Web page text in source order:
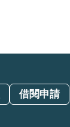
借閱申請